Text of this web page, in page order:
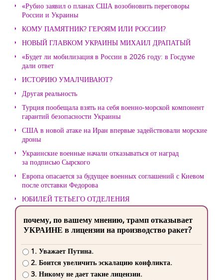
«Рубио заявил о планах США возобновить переговоры
России и Украины
КОМУ ПАМЯТНИК? ГЕРОЯМ ИЛИ РОССИИ?
НОВЫЙ ГЛАВКОМ УКРАИНЫ МИХАИЛ ДРАПАТЫЙ
«Будет ли мобилизация в России в 2026 году: в Госдуме
дали ответ
ИСТОРИЮ УМАЛЧИВАЮТ?
Другая реальность
Турция пообещала взять на себя военно-морской компонент
гарантий безопасности Украины
США в новой атаке на Иран впервые задействовали морские
дроны
Украинские военные начали отказываться от наград
за подписью Сырского
Европа опасается за будущее военных соглашений с Киевом
после отставки Федорова
ЮБИЛЕЙ ТЕТЬЕГО ОТДЕЛЕНИЯ
почему, по вашему мнению, трамп отказывает
УКРАИНЕ в лицензии на производство ракет?
1. Уважает Путина.
2. Боится увеличить эскалацию конфликта.
3. Никому не дает такие лицензии.